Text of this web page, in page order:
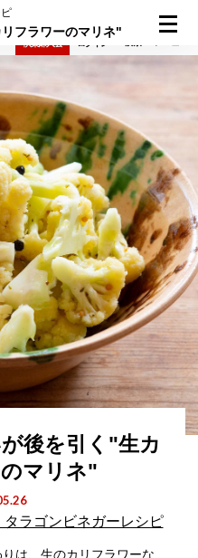
フラワーのマリネ"
後を引く"生カ
マリネ"
ラゴンビネガーレシピ
は、生のカリフラワーな